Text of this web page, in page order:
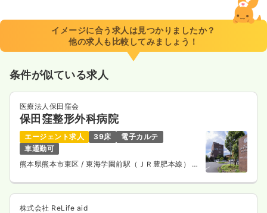
8:30～17:30
4週8休以上
月給26万円以上可
気になる
外来正・准看護師 一般病院
日勤のみ（常勤） 一時募集休止
給与 19.6〜26.6万円/月 賞与2回
※一例
時間 8:30～17:30
イメージに合う求人は見つかりましたか？
他の求人も比較してみましょう！
条件が似ている求人
医療法人保田窪会
保田窪整形外科病院
エージェント求人 39床
電子カルテ
車通勤可
熊本県熊本市東区/ 東海学園前駅（ＪＲ豊肥本線） 車
株式会社 ReLife aid